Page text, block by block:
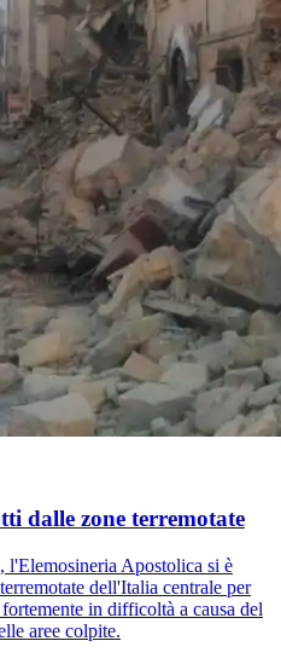
dalle zone terremotate
l'Elemosineria Apostolica si è
dell'Italia centrale per
in difficoltà a causa del
aree colpite.